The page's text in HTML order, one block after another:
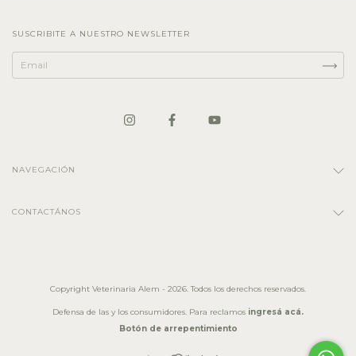
SUSCRIBITE A NUESTRO NEWSLETTER
NAVEGACIÓN
CONTACTÁNOS
Copyright Veterinaria Alem - 2026. Todos los derechos reservados.
Defensa de las y los consumidores. Para reclamos ingresá acá.
Botón de arrepentimiento